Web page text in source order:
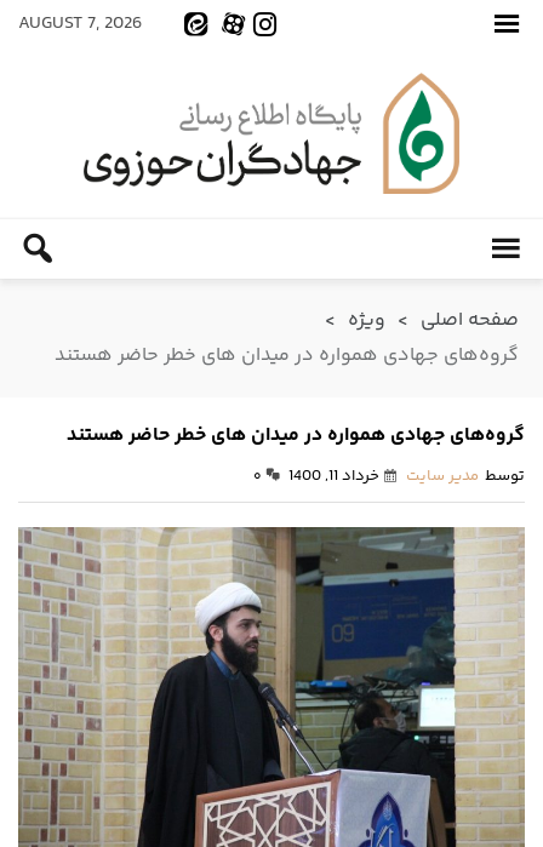
AUGUST 7, 2026
صفحه اصلی > ویژه >
گروه‌های جهادی همواره در میدان های خطر حاضر هستند
گروه‌های جهادی همواره در میدان های خطر حاضر هستند
توسط مدیر سایت خرداد 11, 1400 ۰